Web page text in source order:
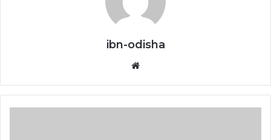
ibn-odisha
Website